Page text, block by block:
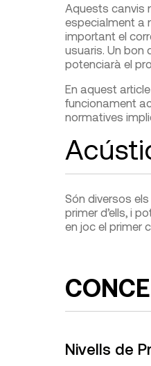
Aquests canvis
especialment a
important el
usuaris. Un bon
potenciarà el
En aquest
funcionament
normatives
Són diversos
primer d’ells, i
en joc el primer
Nivells de